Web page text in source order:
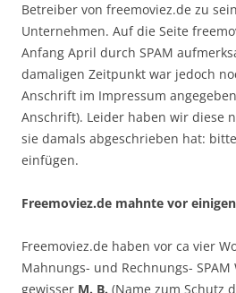
Betreiber von freemoviez.de zu
Unternehmen. Auf die Seite
Anfang April durch SPAM
damaligen Zeitpunkt war jedoch
Anschrift im Impressum
Anschrift). Leider haben wir diese
sie damals abgeschrieben hat:
einfügen.
Freemoviez.de mahnte vor
Freemoviez.de haben vor ca vier
Mahnungs- und Rechnungs-
gewisser M. B. (Name zum Schutz